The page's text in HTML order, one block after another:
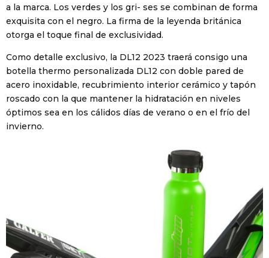
a la marca. Los verdes y los gri- ses se combinan de forma
exquisita con el negro. La firma de la leyenda británica
otorga el toque final de exclusividad.
Como detalle exclusivo, la DL12 2023 traerá consigo una
botella thermo personalizada DL12 con doble pared de
acero inoxidable, recubrimiento interior cerámico y tapón
roscado con la que mantener la hidratación en niveles
óptimos sea en los cálidos días de verano o en el frío del
invierno.